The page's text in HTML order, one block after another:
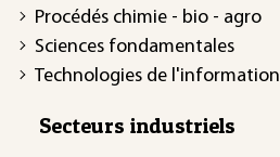
Procédés chimie - bio - agro
Sciences fondamentales
Technologies de l'information
Secteurs industriels